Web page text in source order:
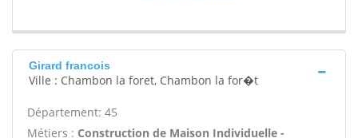
Girard francois
Ville : Chambon la foret, Chambon la for�t
Département: 45
Métiers : Construction de Maison Individuelle -